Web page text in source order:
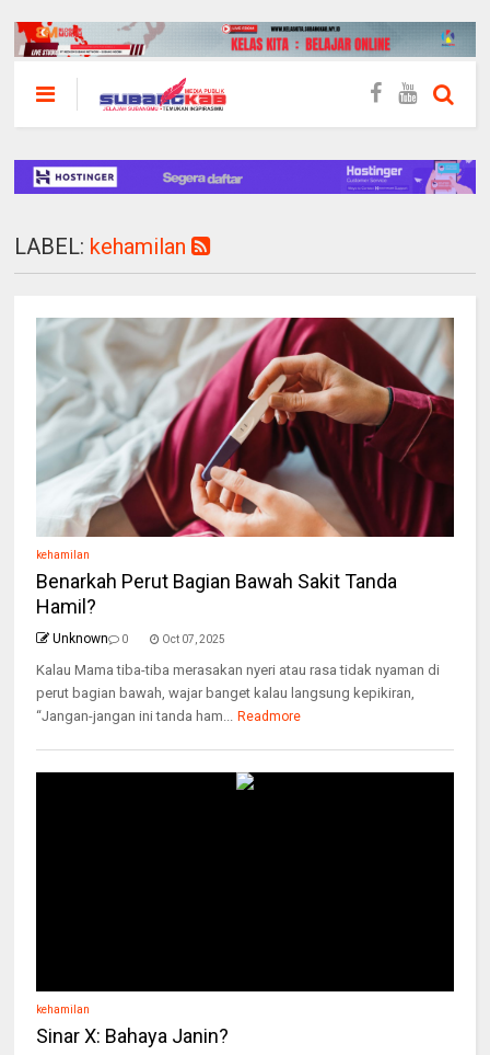
LABEL: kehamilan
kehamilan
Benarkah Perut Bagian Bawah Sakit Tanda
Hamil?
Unknown 0 Oct 07, 2025
Kalau Mama tiba-tiba merasakan nyeri atau rasa tidak nyaman di
perut bagian bawah, wajar banget kalau langsung kepikiran,
“Jangan-jangan ini tanda ham... Readmore
kehamilan
Sinar X: Bahaya Janin?